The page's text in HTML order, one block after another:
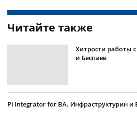
Читайте также
Хитрости работы
и Беспаев
PI Integrator for BA. Инфраструктурин и